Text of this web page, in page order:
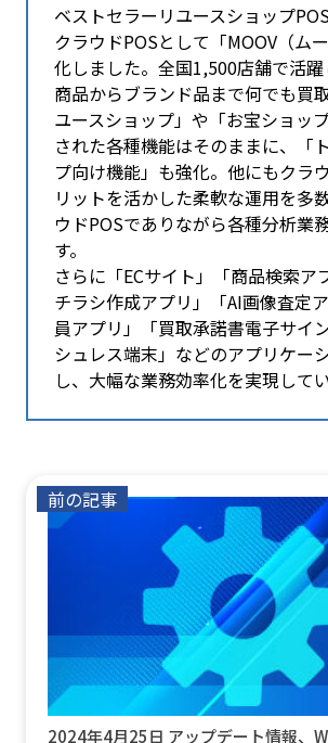
ベストセラーリユースショップ
クラウドPOSとして「MOOV（ム
化しました。全国1,500店舗で活
商品からブランド品まで何でも買
ユースショップ」や「お宝ショッ
された各種機能はそのままに、「
プ向け機能」も強化。他にもクラ
リットを活かした柔軟な運用を多
ウドPOSでありながら各種分析業
す。
さらに​「ECサイト」「商品検索ア
チラシ作成アプリ」「AI画像査定
員アプリ」「買取承諾書電子サイ
シュレス端末」などのアプリケー
し、大幅な業務効率化を実現してい
2024年4月25日 アップデート情報、
前の記事